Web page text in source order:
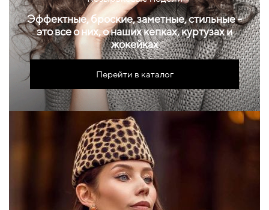
Эффектные, броские, заметные, стильные -
это все о них, о наших кепках, куртузах и
жокейках
Перейти в каталог